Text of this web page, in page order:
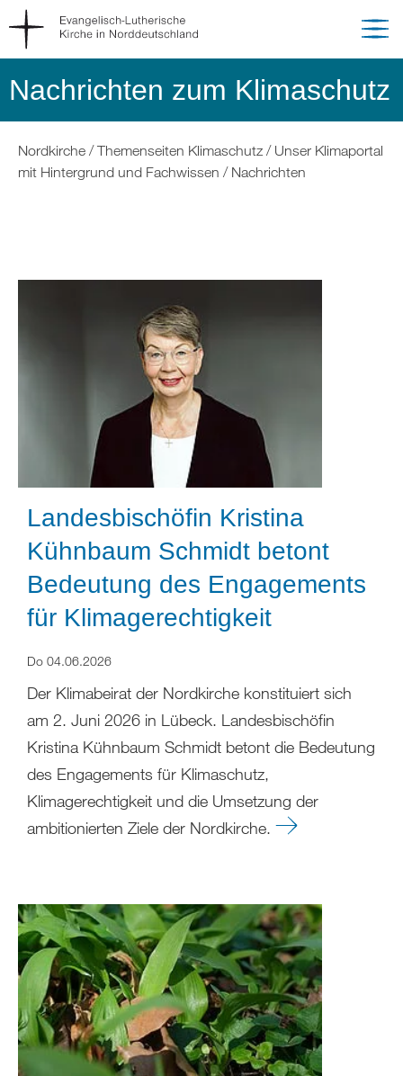
Nachrichten zum Klimaschutz
Sie
befinden
Nordkirche Themenseiten Klimaschutz
Unser Klimaportal
mit Hintergrund und Fachwissen
Nachrichten
Landesbischöfin Kristina
Kühnbaum Schmidt betont
Bedeutung des Engagements
für Klimagerechtigkeit
Do 04.06.2026
Der Klimabeirat der Nordkirche konstituiert sich
am 2. Juni 2026 in Lübeck. Landesbischöfin
Kristina Kühnbaum Schmidt betont die Bedeutung
des Engagements für Klimaschutz,
Klimagerechtigkeit und die Umsetzung der
ambitionierten Ziele der Nordkirche.